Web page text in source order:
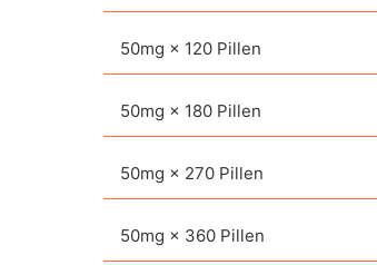
50mg × 120 Pillen
50mg × 180 Pillen
50mg × 270 Pillen
50mg × 360 Pillen